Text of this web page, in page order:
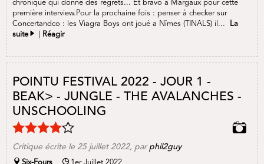
chronique qui donne des regrets... Et bravo a Margaux pour cette
première interview.Pour la prochaine fois : penser à checker sur
Concertandco : les Viagra Boys ont joué a Nîmes (TINALS) il...
La
suite
Réagir
POINTU FESTIVAL 2022 - JOUR 1 -
BEAK> - JUNGLE - THE AVALANCHES -
UNSCHOOLING
Critique écrite le 25 juillet 2022, par phil2guy
Six-Fours 1er Juillet 2022